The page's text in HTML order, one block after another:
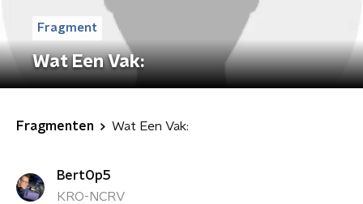
Fragment
Wat Een Vak:
Fragmenten Wat Een Vak:
BertOp5
KRO-NCRV